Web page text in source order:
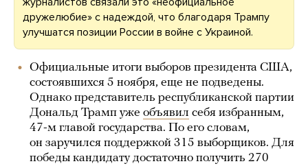
дружелюбие» с надеждой, что благодаря Трампу
улучшатся позиции России в войне с Украиной.
Официальные итоги выборов президента США,
состоявшихся 5 ноября, еще не подведены.
Однако представитель республиканской партии
Дональд Трамп уже объявил себя избранным,
47-м главой государства. По его словам,
он заручился поддержкой 315 выборщиков. Для
победы кандидату достаточно получить 270